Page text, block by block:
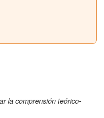
la comprensión teórico-